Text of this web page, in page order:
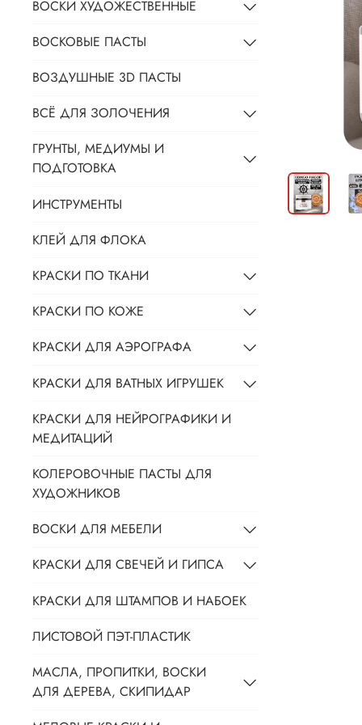
ВОСКИ ХУДОЖЕСТВЕННЫЕ
ВОСКОВЫЕ ПАСТЫ
ВОЗДУШНЫЕ 3D ПАСТЫ
ВСЁ ДЛЯ ЗОЛОЧЕНИЯ
ГРУНТЫ, МЕДИУМЫ И
ПОДГОТОВКА
ИНСТРУМЕНТЫ
КЛЕЙ ДЛЯ ФЛОКА
КРАСКИ ПО ТКАНИ
КРАСКИ ПО КОЖЕ
КРАСКИ ДЛЯ АЭРОГРАФА
КРАСКИ ДЛЯ ВАТНЫХ ИГРУШЕК
КРАСКИ ДЛЯ НЕЙРОГРАФИКИ И
МЕДИТАЦИЙ
КОЛЕРОВОЧНЫЕ ПАСТЫ ДЛЯ
ХУДОЖНИКОВ
ВОСКИ ДЛЯ МЕБЕЛИ
КРАСКИ ДЛЯ СВЕЧЕЙ И ГИПСА
КРАСКИ ДЛЯ ШТАМПОВ И НАБОЕК
ЛИСТОВОЙ ПЭТ-ПЛАСТИК
МАСЛА, ПРОПИТКИ, ВОСКИ
ДЛЯ ДЕРЕВА, СКИПИДАР